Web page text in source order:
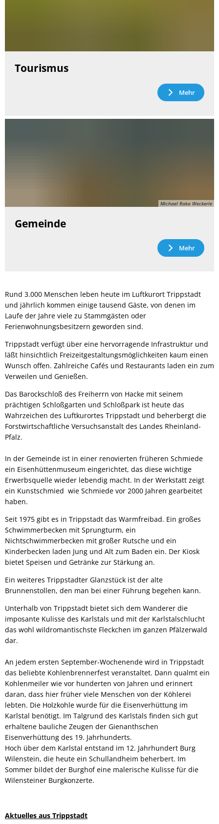
Tourismus
Mehr
Michael Raka Weckerle
Gemeinde
Mehr
Rund 3.000 Menschen leben heute im Luftkurort Trippstadt
und jährlich kommen einige tausend Gäste, von denen im
Laufe der Jahre viele zu Stammgästen oder
Ferienwohnungsbesitzern geworden sind.
Trippstadt verfügt über eine hervorragende Infrastruktur und
läßt hinsichtlich Freizeitgestaltungsmöglichkeiten kaum einen
Wunsch offen. Zahlreiche Cafés und Restaurants laden ein zum
Verweilen und Genießen.
Das Barockschloß des Freiherrn von Hacke mit seinem
prächtigen Schloßgarten und Schloßpark ist heute das
Wahrzeichen des Luftkurortes Trippstadt und beherbergt die
Forstwirtschaftliche Versuchsanstalt des Landes Rheinland-
Pfalz.
In der Gemeinde ist in einer renovierten früheren Schmiede
ein Eisenhüttenmuseum eingerichtet, das diese wichtige
Erwerbsquelle wieder lebendig macht. In der Werkstatt zeigt
ein Kunstschmied wie Schmiede vor 2000 Jahren gearbeitet
haben.
Seit 1975 gibt es in Trippstadt das Warmfreibad. Ein großes
Schwimmerbecken mit Sprungturm, ein
Nichtschwimmerbecken mit großer Rutsche und ein
Kinderbecken laden Jung und Alt zum Baden ein. Der Kiosk
bietet Speisen und Getränke zur Stärkung an.
Ein weiteres Trippstadter Glanzstück ist der alte
Brunnenstollen, den man bei einer Führung begehen kann.
Unterhalb von Trippstadt bietet sich dem Wanderer die
imposante Kulisse des Karlstals und mit der Karlstalschlucht
das wohl wildromantischste Fleckchen im ganzen Pfälzerwald
dar.
An jedem ersten September-Wochenende wird in Trippstadt
das beliebte Kohlenbrennerfest veranstaltet. Dann qualmt ein
Kohlenmeiler wie vor hunderten von Jahren und erinnert
daran, dass hier früher viele Menschen von der Köhlerei
lebten. Die Holzkohle wurde für die Eisenverhüttung im
Karlstal benötigt. Im Talgrund des Karlstals finden sich gut
erhaltene bauliche Zeugen der Gienanthschen
Eisenverhüttung des 19. Jahrhunderts.
Hoch über dem Karlstal entstand im 12. Jahrhundert Burg
Wilenstein, die heute ein Schullandheim beherbert. Im
Sommer bildet der Burghof eine malerische Kulisse für die
Wilensteiner Burgkonzerte.
Aktuelles aus Trippstadt